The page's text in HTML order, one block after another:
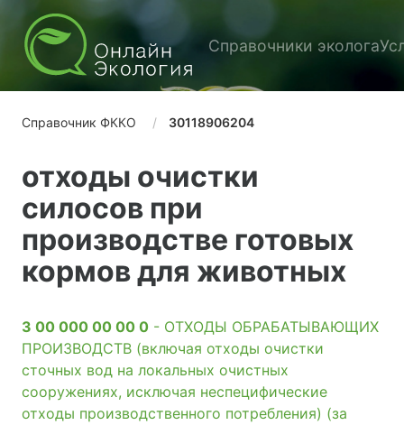
Справочники эколога
Справочник ФККО 30118906204
отходы очистки
силосов при
производстве готовых
кормов для животных
3 00 000 00 00 0 - ОТХОДЫ ОБРАБАТЫВАЮЩИХ
ПРОИЗВОДСТВ (включая отходы очистки
сточных вод на локальных очистных
сооружениях, исключая неспецифические
отходы производственного потребления) (за